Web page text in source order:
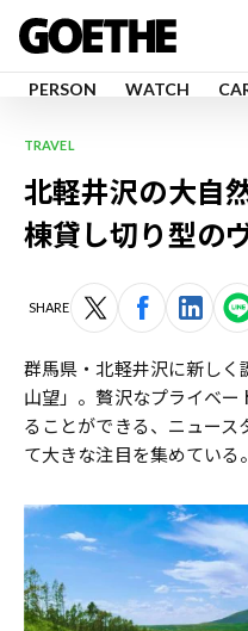
PERSON WATCH
TRAVEL
北軽井沢の大自
棟貸し切り型の
SHARE
群馬県・北軽井沢に新し
山望」。贅沢なプライベ
ることができる、ニュー
て大きな注目を集めている。